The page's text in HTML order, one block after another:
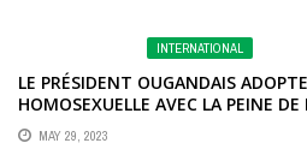
INTERNATIONAL
LE PRÉSIDENT OUGANDAIS
HOMOSEXUELLE AVEC LA PEINE
CASMAY 29, 2023